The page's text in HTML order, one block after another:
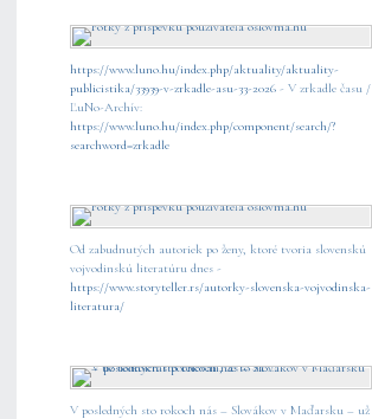
https://www.luno.hu/index.php/aktuality/aktuality-
publicistika/33939-v-zrkadle-asu-33-2026 - V zrkadle času /
ĽuNo-Archív:
https://www.luno.hu/index.php/component/search/?
searchword=zrkadle
Od zabudnutých autoriek po ženy, ktoré tvoria slovenskú
vojvodinskú literatúru dnes -
https://www.storyteller.rs/autorky-slovenska-vojvodinska-
literatura/
V posledných sto rokoch nás – Slovákov v Maďarsku – už